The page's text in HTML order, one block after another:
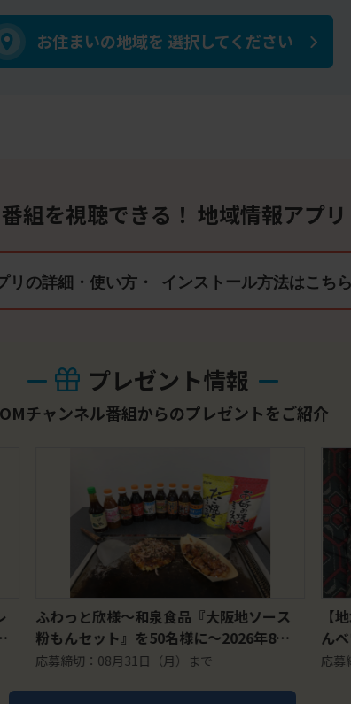
お住まいの地域を 選択してください
組を視聴できる！ 地域情報アプ
リの詳細・使い方・ インストール方法はこち
プレゼント情報
チャンネル番組からのプレゼントをご紹介
ふわっと欣様～和泉食品『大阪地ソース
粉もんセット』を50名様に～2026年8月
プレゼント
応募締切：08月31日（月）まで
【地
んべ
名様
応募